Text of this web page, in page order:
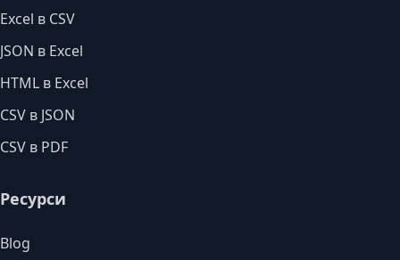
Excel в CSV
JSON в Excel
HTML в Excel
CSV в JSON
CSV в PDF
Ресурси
Blog